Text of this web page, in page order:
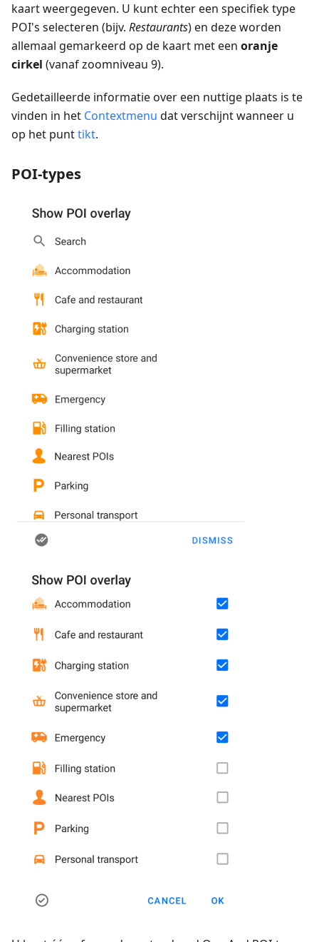
kaart weergegeven. U kunt echter een specifiek type
POI's selecteren (bijv. Restaurants) en deze worden
allemaal gemarkeerd op de kaart met een oranje
cirkel (vanaf zoomniveau 9).
Gedetailleerde informatie over een nuttige plaats is te
vinden in het Contextmenu dat verschijnt wanneer u
op het punttikt.
POI-types